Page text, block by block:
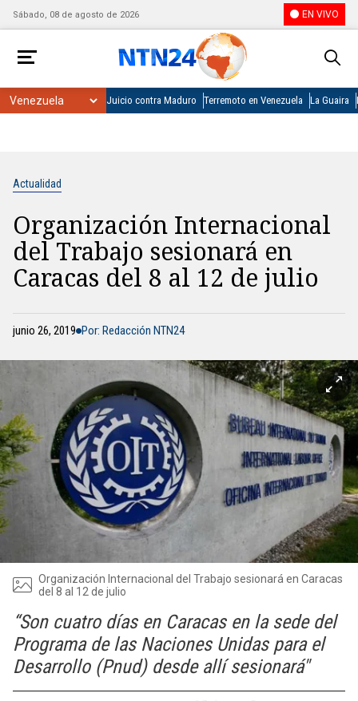
Sábado, 08 de agosto de 2026 EN VIVO
Juicio contra Maduro Terremoto en Venezuela La Guaira
Actualidad
Organización Internacional
del Trabajo sesionará en
Caracas del 8 al 12 de julio
junio 26, 2019 Por: Redacción NTN24
Organización Internacional del Trabajo sesionará en Caracas
del 8 al 12 de julio
“Son cuatro días en Caracas en la sede del
Programa de las Naciones Unidas para el
Desarrollo (Pnud) desde allí sesionará"